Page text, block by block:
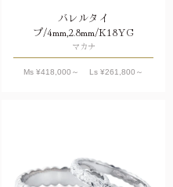
バレルタイ
プ/4mm,2.8mm/K18YG
マカナ
Ms ¥418,000 ～ Ls ¥261,800 ～